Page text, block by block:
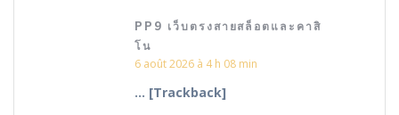
PP9 เว็บตรงสายสล็อตและคาสิ
โน
6 août 2026 à 4 h 08 min
… [Trackback]